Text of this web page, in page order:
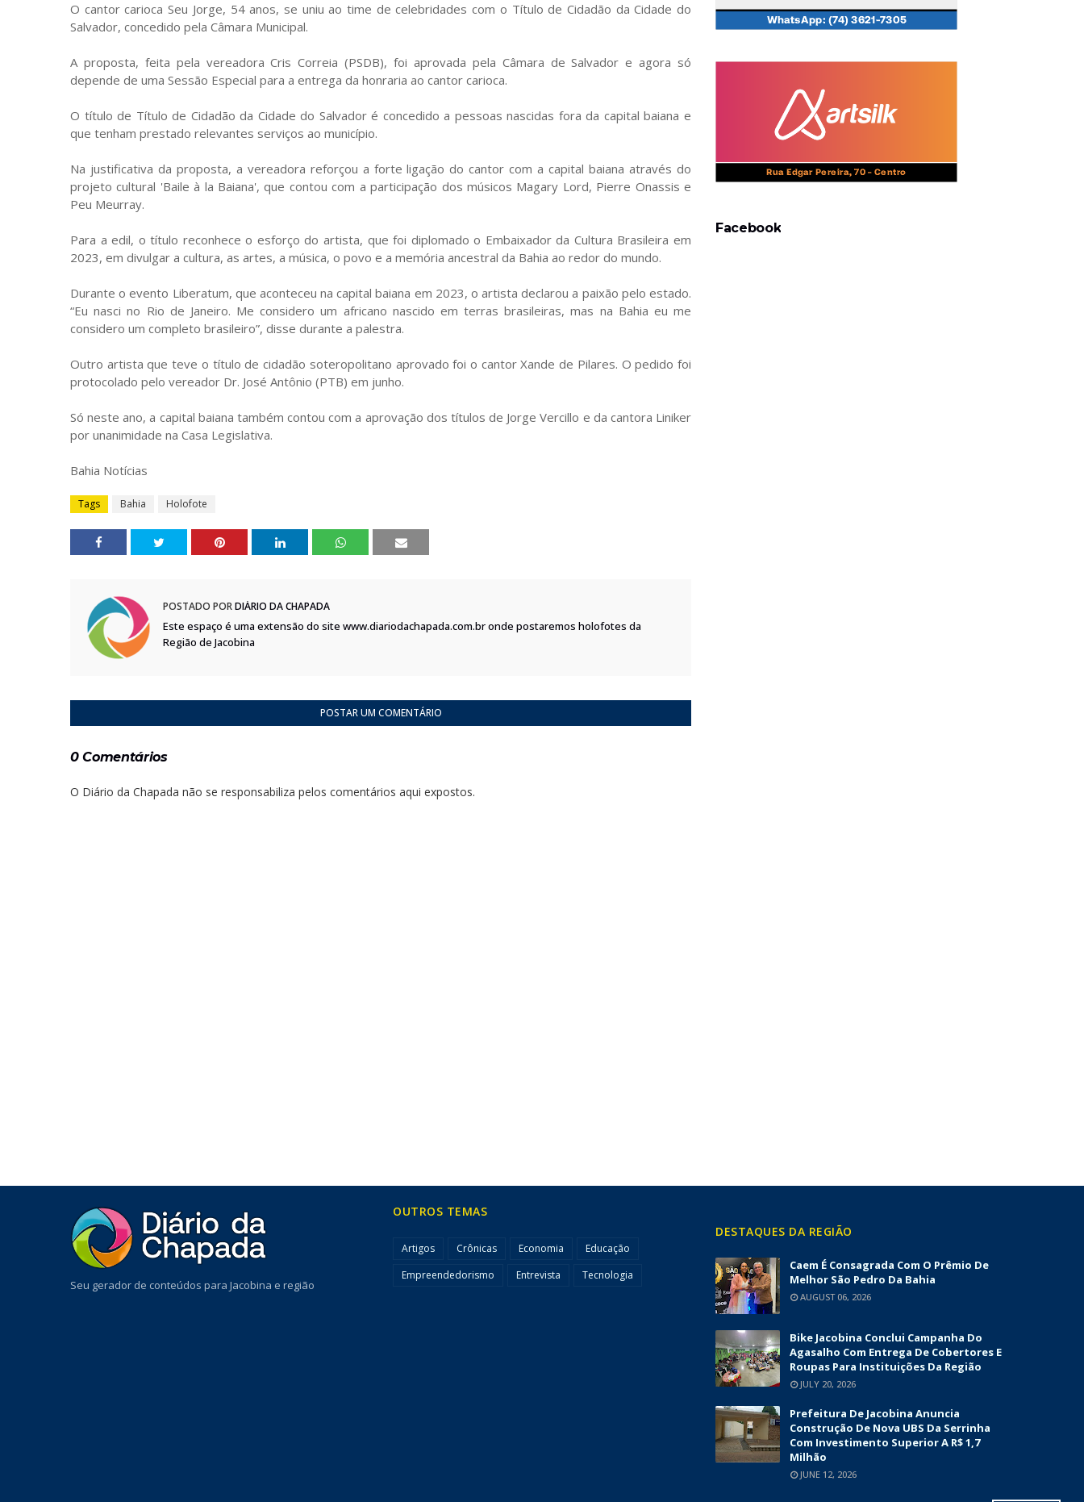
O cantor carioca Seu Jorge, 54 anos, se uniu ao time de celebridades com o Título de Cidadão da Cidade do
Salvador, concedido pela Câmara Municipal.
A proposta, feita pela vereadora Cris Correia (PSDB), foi aprovada pela Câmara de Salvador e agora só
depende de uma Sessão Especial para a entrega da honraria ao cantor carioca.
O título de Título de Cidadão da Cidade do Salvador é concedido a pessoas nascidas fora da capital baiana e
que tenham prestado relevantes serviços ao município.
Na justificativa da proposta, a vereadora reforçou a forte ligação do cantor com a capital baiana através do
projeto cultural 'Baile à la Baiana', que contou com a participação dos músicos Magary Lord, Pierre Onassis e
Peu Meurray.
Para a edil, o título reconhece o esforço do artista, que foi diplomado o Embaixador da Cultura Brasileira em
2023, em divulgar a cultura, as artes, a música, o povo e a memória ancestral da Bahia ao redor do mundo.
Durante o evento Liberatum, que aconteceu na capital baiana em 2023, o artista declarou a paixão pelo estado.
“Eu nasci no Rio de Janeiro. Me considero um africano nascido em terras brasileiras, mas na Bahia eu me
considero um completo brasileiro”, disse durante a palestra.
Outro artista que teve o título de cidadão soteropolitano aprovado foi o cantor Xande de Pilares. O pedido foi
protocolado pelo vereador Dr. José Antônio (PTB) em junho.
Só neste ano, a capital baiana também contou com a aprovação dos títulos de Jorge Vercillo e da cantora Liniker
por unanimidade na Casa Legislativa.
Bahia Notícias
Tags Bahia Holofote
POSTADO PORDIÁRIO DA CHAPADA
Este espaço é uma extensão do site www.diariodachapada.com.br onde postaremos holofotes da
Região de Jacobina
POSTAR UM COMENTÁRIO
0 Comentários
O Diário da Chapada não se responsabiliza pelos comentários aqui expostos.
Facebook
Seu gerador de conteúdos para Jacobina e região
OUTROS TEMAS
Artigos Crônicas Economia
Educação
Empreendedorismo
Entrevista Tecnologia
DESTAQUES DA REGIÃO
Caem É Consagrada Com O Prêmio De
Melhor São Pedro Da Bahia
AUGUST 06, 2026
Bike Jacobina Conclui Campanha Do
Agasalho Com Entrega De Cobertores E
Roupas Para Instituições Da Região
JULY 20, 2026
Prefeitura De Jacobina Anuncia
Construção De Nova UBS Da Serrinha
Com Investimento Superior A R$ 1,7
Milhão
JUNE 12, 2026